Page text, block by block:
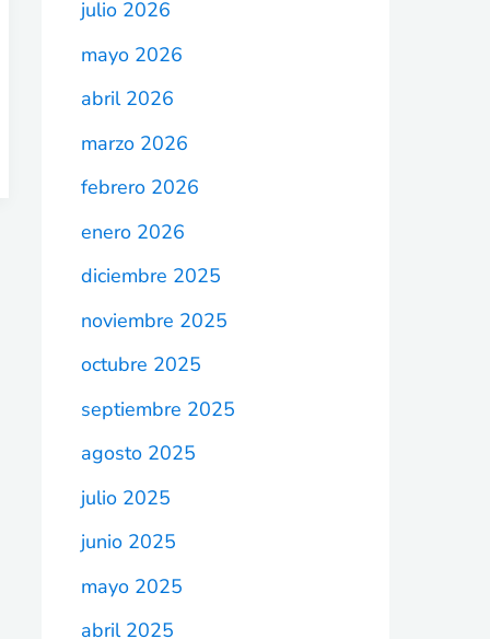
julio 2026
mayo 2026
abril 2026
marzo 2026
febrero 2026
enero 2026
diciembre 2025
noviembre 2025
octubre 2025
septiembre 2025
agosto 2025
julio 2025
junio 2025
mayo 2025
abril 2025